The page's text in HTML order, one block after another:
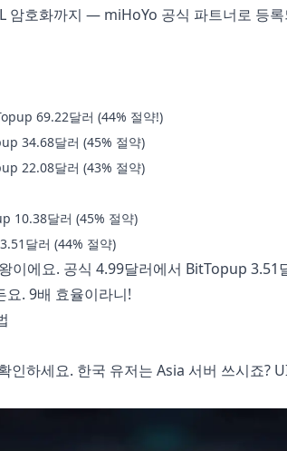
암호화까지 — miHoYo 공식 파트너로 등
69.22달러 (44% 절약!)
34.68달러 (45% 절약)
22.08달러 (43% 절약)
10.38달러 (45% 절약)
달러 (44% 절약)
이에요. 공식 4.99달러에서 BitTopup
요. 9배 효율이라니!
인하세요. 한국 유저는 Asia 서버 쓰시죠?